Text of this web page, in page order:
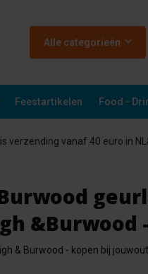
Alle categorieën
Feestartikelen Food -
verzending vanaf 40 euro in
&Burwood
& Burwood - kopen bij